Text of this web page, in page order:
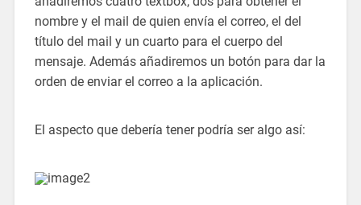
nombre y el mail de quien envía el correo, el del
título del mail y un cuarto para el cuerpo del
mensaje. Además añadiremos un botón para dar la
orden de enviar el correo a la aplicación.
El aspecto que debería tener podría ser algo así: